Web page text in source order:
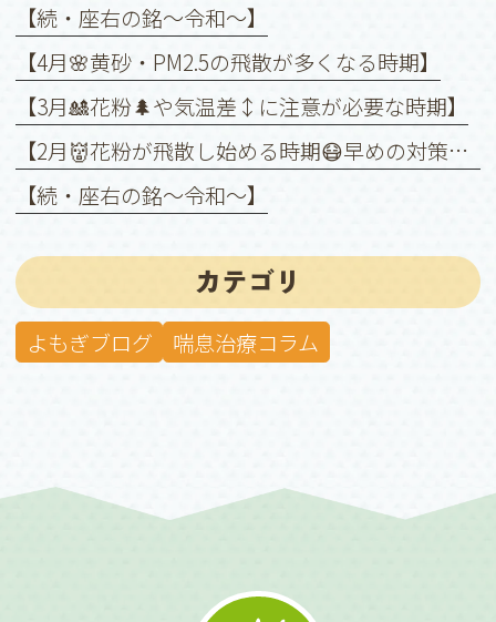
【続・座右の銘〜令和〜】
【4月🌸黄砂・PM2.5の飛散が多くなる時期】
【3月🎎花粉🌲や気温差↕️に注意が必要な時期】
【2月👹花粉が飛散し始める時期😷早めの対策を❗️】
【続・座右の銘〜令和〜】
カテゴリ
よもぎブログ 喘息治療コラム